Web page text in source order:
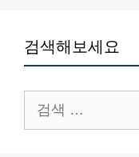
검색해보세요
색: